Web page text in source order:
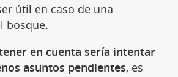
útil en caso de una
bosque.
en cuenta sería intentar
asuntos pendientes, es